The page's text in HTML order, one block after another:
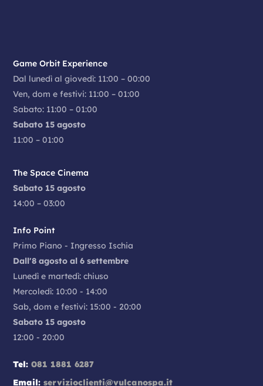
Game Orbit Experience
Dal lunedì al giovedì: 11:00 – 00:00
Ven, dom e festivi: 11:00 – 01:00
Sabato: 11:00 – 01:00
Sabato 15 agosto
11:00 – 01:00
The Space Cinema
Sabato 15 agosto
14:00 – 03:00
Info Point
Primo Piano - Ingresso Ischia
Dall'8 agosto al 6 settembre
Lunedì e martedì: chiuso
Mercoledì: 10:00 - 14:00
Sab, dom e festivi: 15:00 - 20:00
Sabato 15 agosto
12:00 - 20:00
Tel: 081 1881 6287
Email: servizioclienti@vulcanospa.it